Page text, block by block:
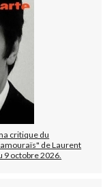
critique du
de Laurent
octobre 2026.